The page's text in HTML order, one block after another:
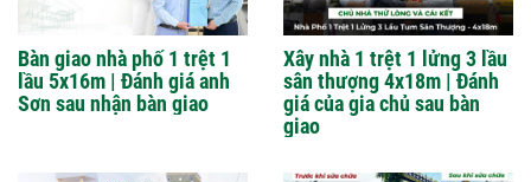
Bàn giao nhà phố 1 trệt 1
lầu 5x16m | Đánh giá anh
Sơn sau nhận bàn giao
Xây nhà 1 trệt 1 lửng 3 lầu
sân thượng 4x18m | Đánh
giá của gia chủ sau bàn
giao